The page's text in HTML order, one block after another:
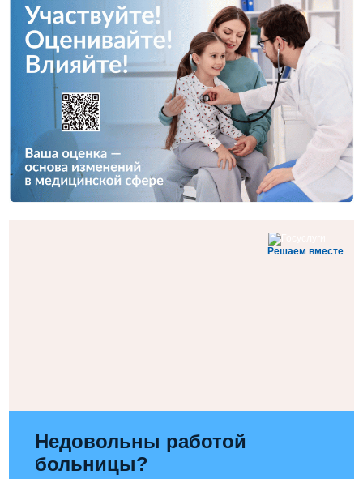
Решаем вместе
Недовольны работой
больницы?